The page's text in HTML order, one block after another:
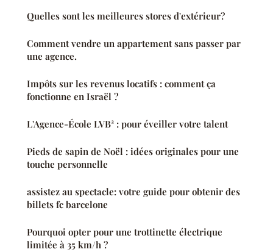
Quelles sont les meilleures stores d'extérieur?
Comment vendre un appartement sans passer par
une agence.
Impôts sur les revenus locatifs : comment ça
fonctionne en Israël ?
L'Agence-École LVB² : pour éveiller votre talent
Pieds de sapin de Noël : idées originales pour une
touche personnelle
assistez au spectacle: votre guide pour obtenir des
billets fc barcelone
Pourquoi opter pour une trottinette électrique
limitée à 35 km/h ?